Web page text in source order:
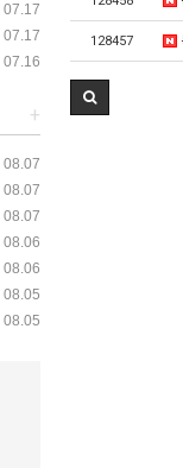
128457
07.17
07.17
07.16
+
08.07
08.07
08.07
08.06
08.06
08.05
08.05